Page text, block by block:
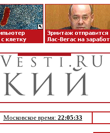
Московское время: 22:05:33